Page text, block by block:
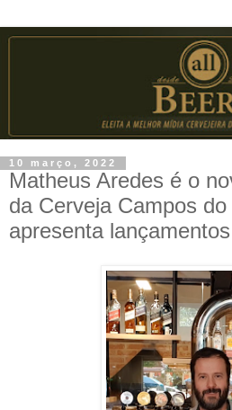
10 março, 2022
Matheus Aredes é o
da Cerveja Campos
apresenta